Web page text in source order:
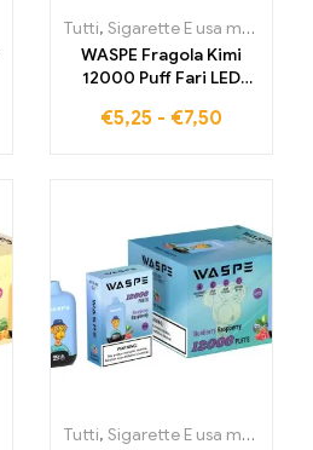
Sigarette elettroniche usa e getta
Tutti,Sigarette E usa monouso
WASPE Fragola Kimi
12000 Puff Fari LED
Elettronica di alta
€5,25 - €7,50
Sigarette elettroniche usa e getta
Tutti,Sigarette E usa monouso